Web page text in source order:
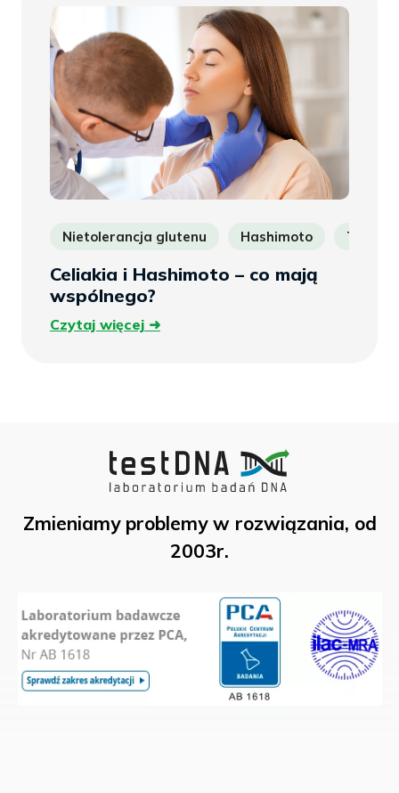
Nietolerancja glutenu Hashimoto
Celiakia i Hashimoto – co mają
wspólnego?
Czytaj więcejCzytaj
Zmieniamy problemy w rozwiązania, od
2003r.